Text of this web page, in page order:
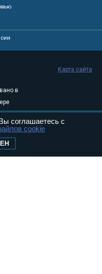
в
05
Карта сайта
соглашаетесь с
cookie